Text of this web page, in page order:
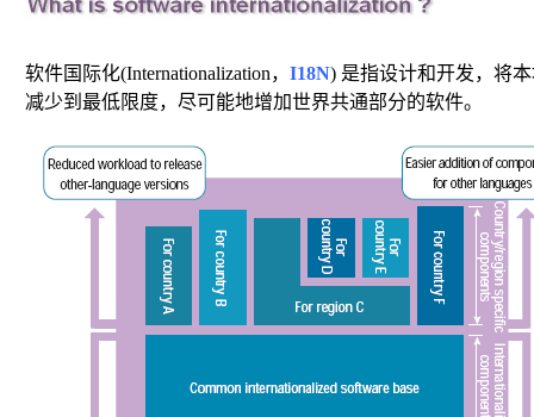
软件国际化(Internationalization， I18N) 是指设计和开发，将
减少到最低限度，尽可能地增加世界共通部分的软件。